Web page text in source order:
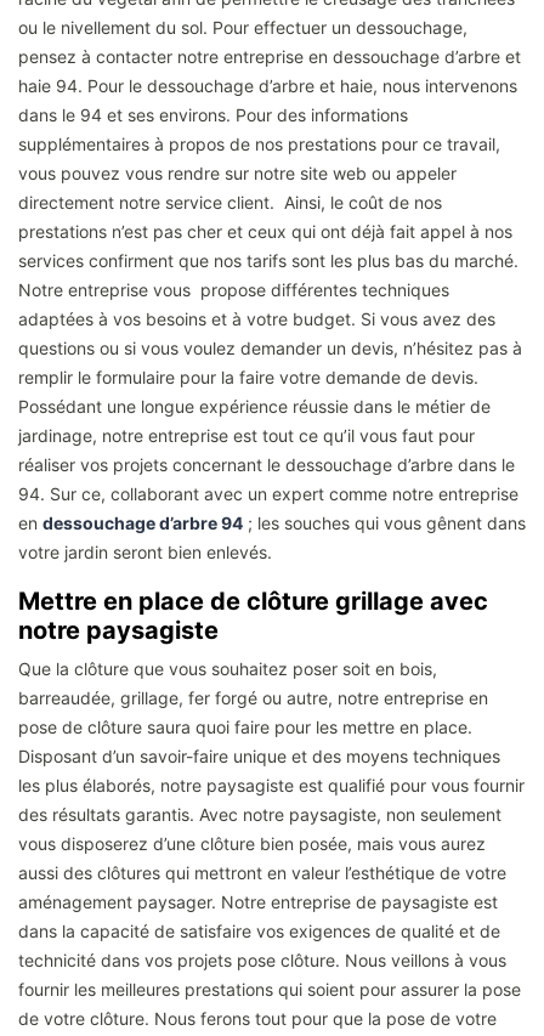
ou le nivellement du sol. Pour effectuer un dessouchage,
pensez à contacter notre entreprise en dessouchage d’arbre et
haie 94. Pour le dessouchage d’arbre et haie, nous intervenons
dans le 94 et ses environs. Pour des informations
supplémentaires à propos de nos prestations pour ce travail,
vous pouvez vous rendre sur notre site web ou appeler
directement notre service client. Ainsi, le coût de nos
prestations n’est pas cher et ceux qui ont déjà fait appel à nos
services confirment que nos tarifs sont les plus bas du marché.
Notre entreprise vous propose différentes techniques
adaptées à vos besoins et à votre budget. Si vous avez des
questions ou si vous voulez demander un devis, n’hésitez pas à
remplir le formulaire pour la faire votre demande de devis.
Possédant une longue expérience réussie dans le métier de
jardinage, notre entreprise est tout ce qu’il vous faut pour
réaliser vos projets concernant le dessouchage d’arbre dans le
94. Sur ce, collaborant avec un expert comme notre entreprise
en dessouchage d’arbre 94 ; les souches qui vous gênent dans
votre jardin seront bien enlevés.
Mettre en place de clôture grillage avec
notre paysagiste
Que la clôture que vous souhaitez poser soit en bois,
barreaudée, grillage, fer forgé ou autre, notre entreprise en
pose de clôture saura quoi faire pour les mettre en place.
Disposant d’un savoir-faire unique et des moyens techniques
les plus élaborés, notre paysagiste est qualifié pour vous fournir
des résultats garantis. Avec notre paysagiste, non seulement
vous disposerez d’une clôture bien posée, mais vous aurez
aussi des clôtures qui mettront en valeur l’esthétique de votre
aménagement paysager. Notre entreprise de paysagiste est
dans la capacité de satisfaire vos exigences de qualité et de
technicité dans vos projets pose clôture. Nous veillons à vous
fournir les meilleures prestations qui soient pour assurer la pose
de votre clôture. Nous ferons tout pour que la pose de votre